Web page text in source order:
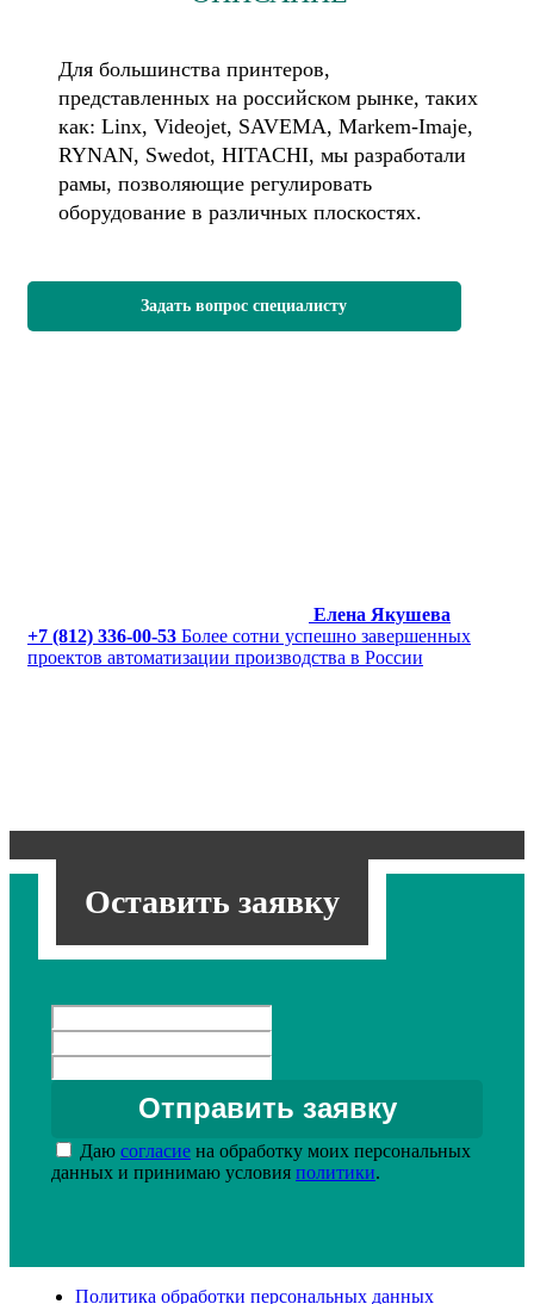
Для большинства принтеров,
представленных на российском рынке, таких
как: Linх, Videojet, SAVEMA, Markem-Imaje,
RYNAN, Swedot, HITACHI, мы разработали
рамы, позволяющие регулировать
оборудование в различных плоскостях.
Задать вопрос специалисту
Елена Якушева
+7 (812) 336-00-53 Более сотни успешно завершенных
проектов автоматизации производства в России
Оставить заявку
Даю согласие на обработку моих персональных
данных и принимаю условия политики.
Политика обработки персональных данных